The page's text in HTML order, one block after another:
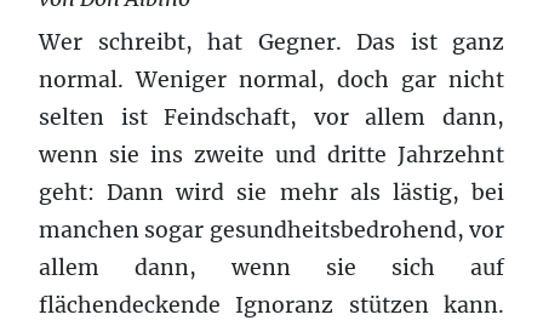
Wer schreibt, hat Gegner. Das ist ganz
normal. Weniger normal, doch gar nicht
selten ist Feindschaft, vor allem dann,
wenn sie ins zweite und dritte Jahrzehnt
geht: Dann wird sie mehr als lästig, bei
manchen sogar gesundheitsbedrohend, vor
allem dann, wenn sie sich auf
flächendeckende Ignoranz stützen kann.